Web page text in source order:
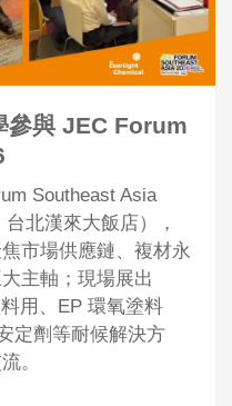
參與 JEC Forum
Southeast Asia
北漢來大飯店），
市場供應鏈、複材永
主軸；現場展出
用、EP 環氧塗料
定劑等耐候解決方
。